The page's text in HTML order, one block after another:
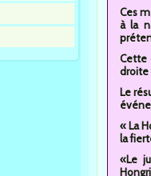
Ces
à la
Cette
droite
Le
« La
la
«Le